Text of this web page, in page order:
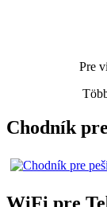
Pre
Chodník
WiFi pre